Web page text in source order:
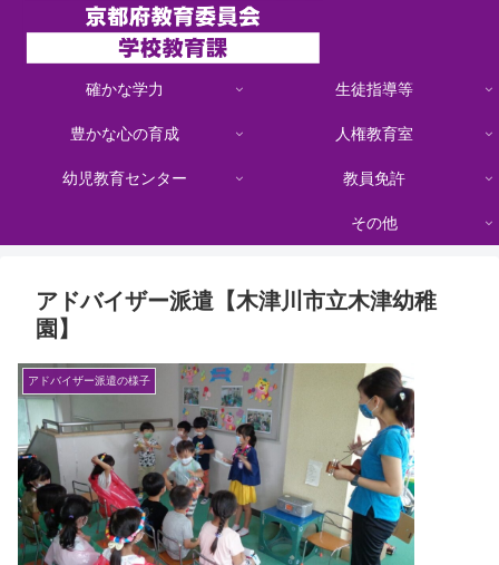
確かな学力 生徒指導等
豊かな心の育成 人権教育室
幼児教育センター 教員免許
その他
アドバイザー派遣【木津川市立木津幼稚
園】
アドバイザー派遣の様子